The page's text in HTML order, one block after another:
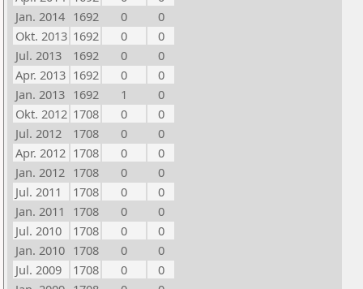
Jan. 2014 1692 0
0
Okt. 2013 1692 0
0
Jul. 2013
1692 0
0
Apr. 2013 1692 0
0
Jan. 2013 1692 1
0
Okt. 2012 1708 0
0
Jul. 2012
1708 0
0
Apr. 2012 1708 0
0
Jan. 2012 1708 0
0
Jul. 2011
1708 0
0
Jan. 2011
1708 0
0
Jul. 2010
1708 0
0
Jan. 2010 1708 0
0
Jul. 2009
1708 0
0